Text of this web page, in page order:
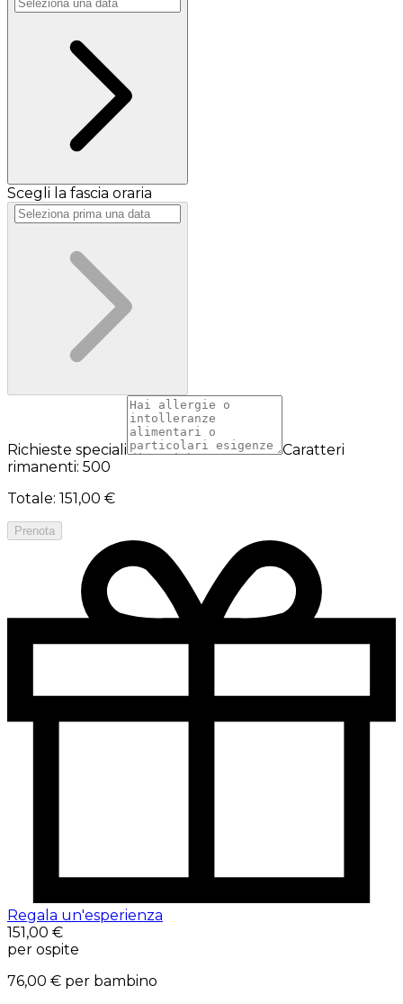
Scegli la fascia oraria
Richieste speciali
Caratteri
rimanenti: 500
Totale: 151,00 €
Prenota
Regala un'esperienza
151,00 €
per ospite
76,00 € per bambino